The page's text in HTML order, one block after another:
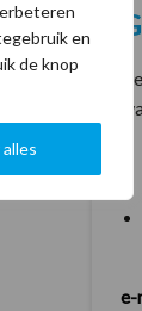
en
de knop
e-